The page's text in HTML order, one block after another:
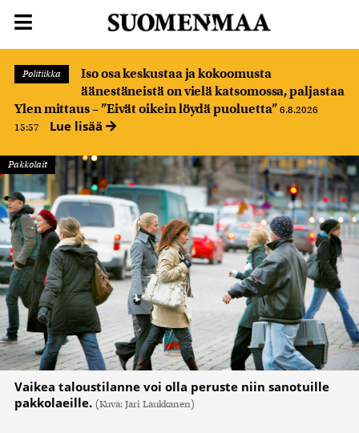
Politiikka
Iso osa keskustaa ja kokoomusta
äänestäneistä on vielä katsomossa, paljastaa
Ylen mittaus – ”Eivät oikein löydä puoluetta” 6.8.2026
15:57
Lue lisää
Pakkolait
Vaikea taloustilanne voi olla peruste niin sanotuille
pakkolaeille. (Kuva: Jari Laukkanen)